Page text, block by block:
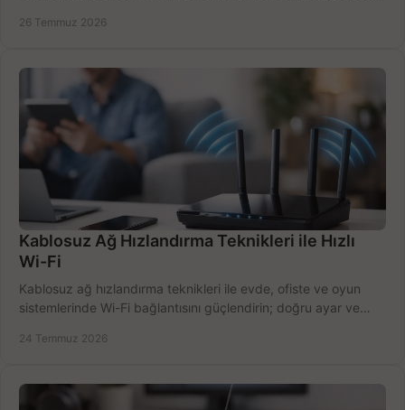
26 Temmuz 2026
Kablosuz Ağ Hızlandırma Teknikleri ile Hızlı
Wi-Fi
Kablosuz ağ hızlandırma teknikleri ile evde, ofiste ve oyun
sistemlerinde Wi-Fi bağlantısını güçlendirin; doğru ayar ve
24 Temmuz 2026